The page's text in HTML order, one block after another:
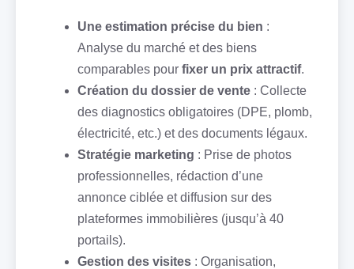
Une estimation précise du bien :
Analyse du marché et des biens
comparables pour fixer un prix attractif.
Création du dossier de vente : Collecte
des diagnostics obligatoires (DPE, plomb,
électricité, etc.) et des documents légaux.
Stratégie marketing : Prise de photos
professionnelles, rédaction d’une
annonce ciblée et diffusion sur des
plateformes immobilières (jusqu’à 40
portails).
Gestion des visites : Organisation,